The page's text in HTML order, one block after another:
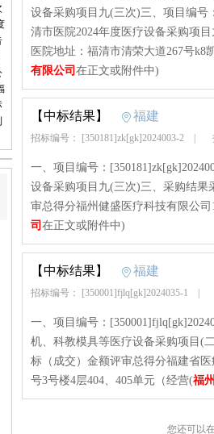
设备采购项目九(三次)三、项目编号
清市医院2024年度医疗设备采购项
医院地址：福清市清荣大道267号k8
有限公司 在正文或附件中)
【中标结果】 福建
招标编号： [350181]zk[gk]2024003-2
一、项目编号：
设备采购项目九(三次)三、采购结果
审总得分福州健盛医疗科技有限公司
司 在正文或附件中)
【中标结果】 福建
招标编号： [350001]fjlq[gk]2024035-1
一、项目编号：
机、科教模具等医疗设备采购项目(
标（成交）金额评审总得分福建省
号3号楼4层404、405单元（经营(福
您还可以